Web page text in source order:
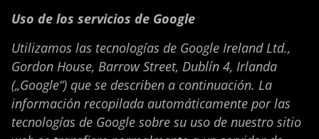
Uso de los servicios de Google
Utilizamos las tecnologías de Google Ireland Ltd.,
Gordon House, Barrow Street, Dublín 4, Irlanda
(„Google“) que se describen a continuación. La
información recopilada automáticamente por las
tecnologías de Google sobre su uso de nuestro sitio